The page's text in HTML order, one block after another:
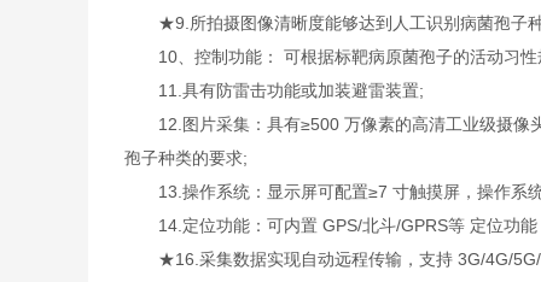
★9.所拍摄图像清晰度能够达到人工识别病菌孢子种
10、控制功能： 可根据标靶病原菌孢子的活动习性
11.具有防雷击功能或加装避雷装置;
12.图片采集：具有≥500 万像素的高清工业级摄像
孢子种类的要求;
13.操作系统：显示屏可配置≥7 寸触摸屏，操作系
14.定位功能：可内置 GPS/北斗/GPRS等 定位功能
★16.采集数据实现自动远程传输，支持 3G/4G/5G/